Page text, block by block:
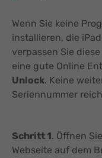
Wenn Sie keine
installieren, die
verpassen Sie
eine gute Online
Unlock. Keine
Seriennummer
Schritt 1. Öffnen
Webseite auf dem